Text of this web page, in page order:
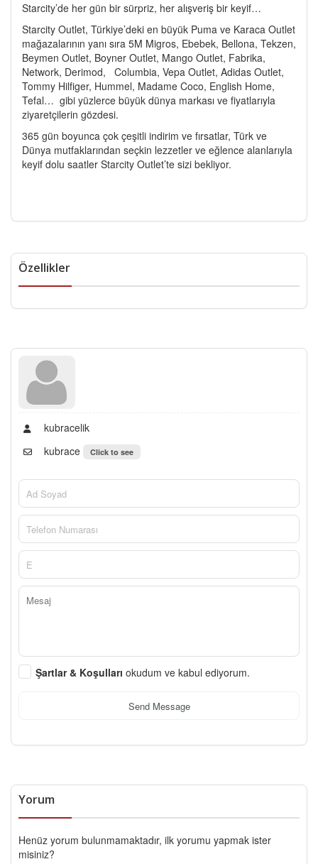
Starcity’de her gün bir sürpriz, her alışveriş bir keyif…
Starcity Outlet, Türkiye’deki en büyük Puma ve Karaca Outlet
mağazalarının yanı sıra 5M Migros, Ebebek, Bellona, Tekzen,
Beymen Outlet, Boyner Outlet, Mango Outlet, Fabrika,
Network, Derimod, Columbia, Vepa Outlet, Adidas Outlet,
Tommy Hilfiger, Hummel, Madame Coco, English Home,
Tefal… gibi yüzlerce büyük dünya markası ve fiyatlarıyla
ziyaretçilerin gözdesi.
365 gün boyunca çok çeşitli indirim ve fırsatlar, Türk ve
Dünya mutfaklarından seçkin lezzetler ve eğlence alanlarıyla
keyif dolu saatler Starcity Outlet’te sizi bekliyor.
Özellikler
kubracelik
kubrace
Click to see
Şartlar & Koşulları okudum ve kabul ediyorum.
Send Message
Yorum
Henüz yorum bulunmamaktadır, ilk yorumu yapmak ister
misiniz?